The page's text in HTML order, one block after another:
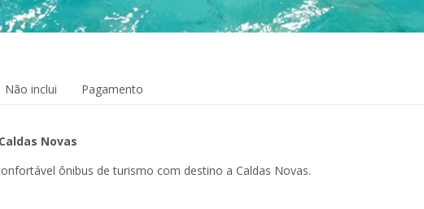
Não inclui Pagamento
Novas
ônibus de turismo com destino a Caldas Novas.